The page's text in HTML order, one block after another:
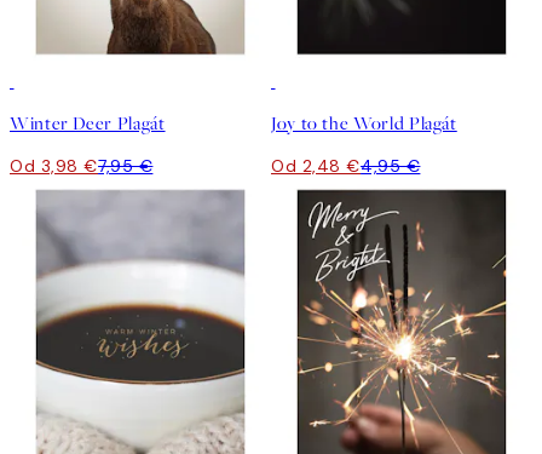
Winter Deer Plagát
Od 3,98 €7,95 €
Joy to the World Plagát
Od 2,48 €4,95 €